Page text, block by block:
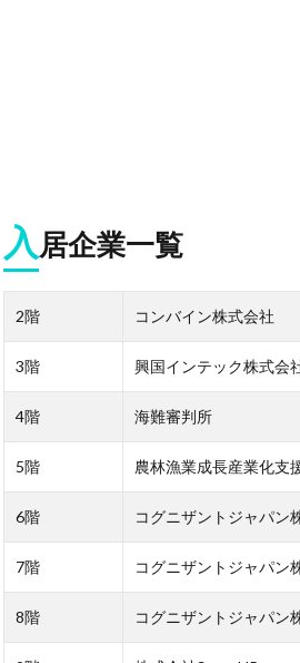
入居企業一覧
2階 コンバイン株式会社
3階 興国インテック株式会
4階 海難審判所
5階 農林漁業成長産業化支
6階 コグニザントジャパン
7階 コグニザントジャパン
8階 コグニザントジャパン